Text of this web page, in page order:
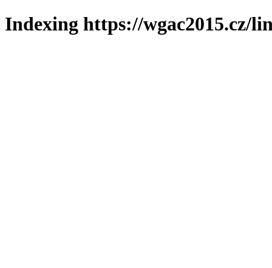
Indexing https://wgac2015.cz/